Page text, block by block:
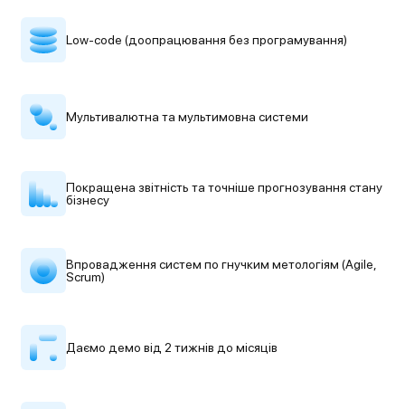
Low-code (доопрацюваннябез програмування)
Мультивалютна та мультимовна системи
Покращена звітність та точнішепрогнозування стану
бізнесу
Впровадження систем по гнучкимметологіям (Agile,
Scrum)
Даємо демо від 2 тижнів до місяців